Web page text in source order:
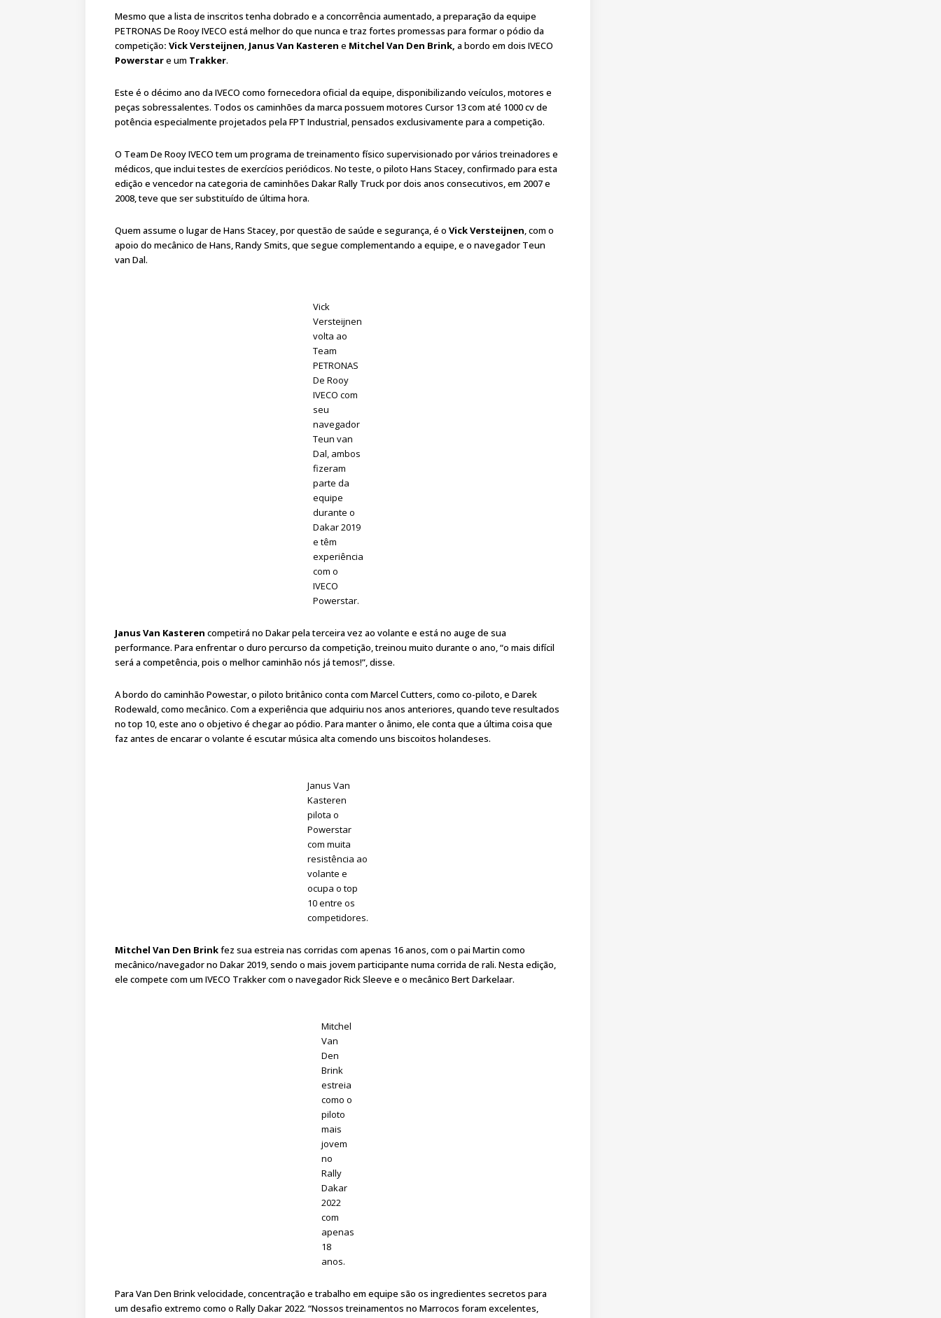
Mesmo que a lista de inscritos tenha dobrado e a concorrência aumentado, a preparação da equipe
PETRONAS De Rooy IVECO está melhor do que nunca e traz fortes promessas para formar o pódio da
competição: Vick Versteijnen, Janus Van Kasteren e Mitchel Van Den Brink, a bordo em dois IVECO
Powerstare um Trakker.
Este é o décimo ano da IVECO como fornecedora oficial da equipe, disponibilizando veículos, motores e
peças sobressalentes. Todos os caminhões da marca possuem motores Cursor 13 com até 1000 cv de
potência especialmente projetados pela FPT Industrial, pensados exclusivamente para a competição.
O Team De Rooy IVECO tem um programa de treinamento físico supervisionado por vários treinadores e
médicos, que inclui testes de exercícios periódicos. No teste, o piloto Hans Stacey, confirmado para esta
edição e vencedor na categoria de caminhões Dakar Rally Truck por dois anos consecutivos, em 2007 e
2008, teve que ser substituído de última hora.
Quem assume o lugar de Hans Stacey, por questão de saúde e segurança, é o Vick Versteijnen, com o
apoio do mecânico de Hans, Randy Smits, que segue complementando a equipe, e o navegador Teun
van Dal.
Vick
Versteijnen
volta ao
Team
PETRONAS
De Rooy
IVECO com
seu
navegador
Teun van
Dal, ambos
fizeram
parte da
equipe
durante o
Dakar 2019
e têm
experiência
com o
IVECO
Powerstar.
Janus Van Kasteren competirá no Dakar pela terceira vez ao volante e está no auge de sua
performance. Para enfrentar o duro percurso da competição, treinou muito durante o ano, “o mais difícil
será a competência, pois o melhor caminhão nós já temos!”, disse.
A bordo do caminhão Powestar, o piloto britânico conta com Marcel Cutters, como co-piloto, e Darek
Rodewald, como mecânico. Com a experiência que adquiriu nos anos anteriores, quando teve resultados
no top 10, este ano o objetivo é chegar ao pódio. Para manter o ânimo, ele conta que a última coisa que
faz antes de encarar o volante é escutar música alta comendo uns biscoitos holandeses.
Janus Van
Kasteren
pilota o
Powerstar
com muita
resistência ao
volante e
ocupa o top
10 entre os
competidores.
Mitchel Van Den Brinkfez sua estreia nas corridas com apenas 16 anos, com o pai Martin como
mecânico/navegador no Dakar 2019, sendo o mais jovem participante numa corrida de rali. Nesta edição,
ele compete com um IVECO Trakker com o navegador Rick Sleeve e o mecânico Bert Darkelaar.
Mitchel
Van
Den
Brink
estreia
como o
piloto
mais
jovem
no
Rally
Dakar
2022
com
apenas
18
anos.
Para Van Den Brink velocidade, concentração e trabalho em equipe são os ingredientes secretos para
um desafio extremo como o Rally Dakar 2022. “Nossos treinamentos no Marrocos foram excelentes,